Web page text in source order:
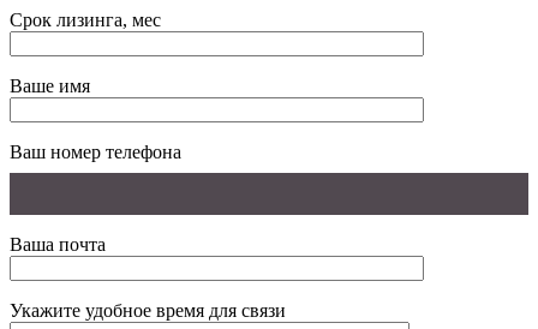
Срок лизинга, мес
Ваше имя
Ваш номер телефона
Ваша почта
Укажите удобное время для связи